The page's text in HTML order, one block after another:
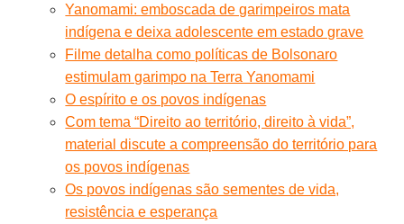
Yanomami: emboscada de garimpeiros mata
indígena e deixa adolescente em estado grave
Filme detalha como políticas de Bolsonaro
estimulam garimpo na Terra Yanomami
O espírito e os povos indígenas
Com tema “Direito ao território, direito à vida”,
material discute a compreensão do território para
os povos indígenas
Os povos indígenas são sementes de vida,
resistência e esperança